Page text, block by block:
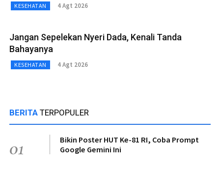
KESEHATAN 4 Agt 2026
Jangan Sepelekan Nyeri Dada, Kenali Tanda
Bahayanya
KESEHATAN 4 Agt 2026
BERITA TERPOPULER
01
Bikin Poster HUT Ke-81 RI, Coba Prompt
Google Gemini Ini